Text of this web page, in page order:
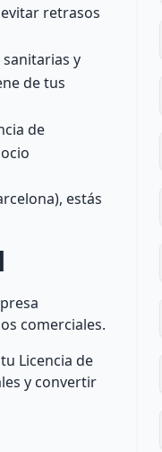
retrasos
y
de tus
de
estás
comerciales.
Licencia de
y convertir